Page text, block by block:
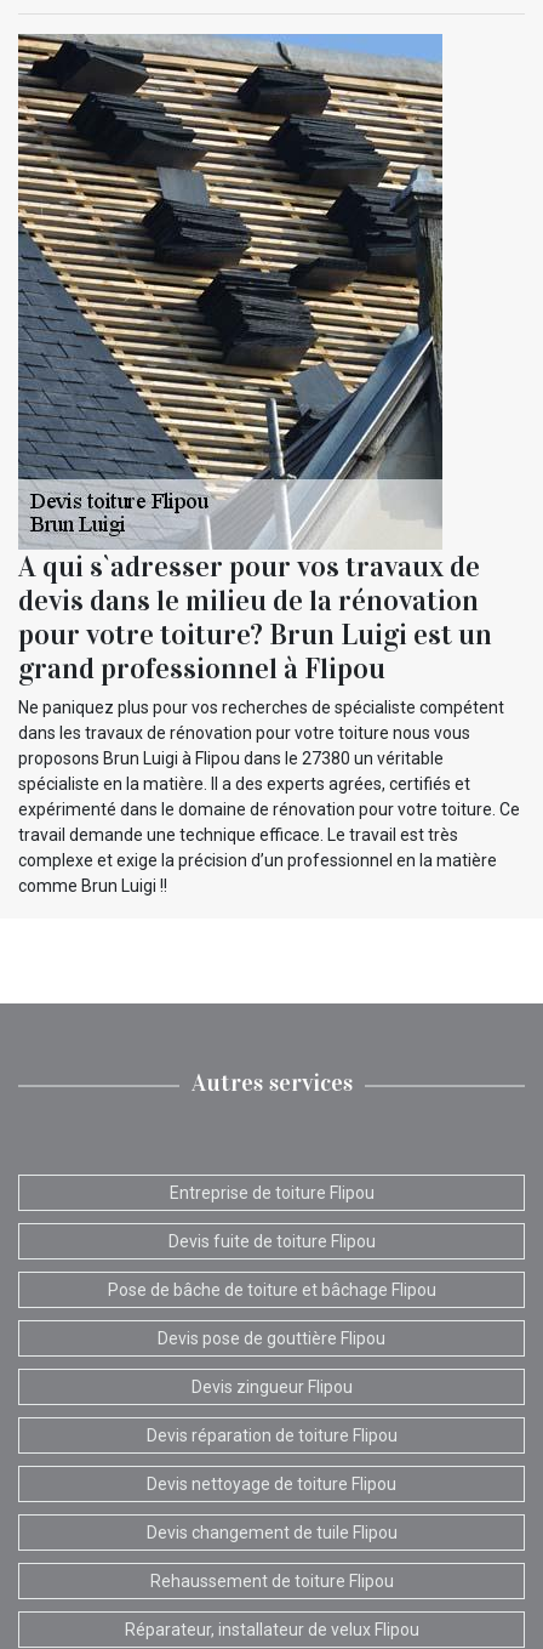
A qui s`adresser pour vos travaux de
devis dans le milieu de la rénovation
pour votre toiture? Brun Luigi est un
grand professionnel à Flipou
Ne paniquez plus pour vos recherches de spécialiste compétent
dans les travaux de rénovation pour votre toiture nous vous
proposons Brun Luigi à Flipou dans le 27380 un véritable
spécialiste en la matière. Il a des experts agrées, certifiés et
expérimenté dans le domaine de rénovation pour votre toiture. Ce
travail demande une technique efficace. Le travail est très
complexe et exige la précision d’un professionnel en la matière
comme Brun Luigi !!
Autres services
Entreprise de toiture Flipou
Devis fuite de toiture Flipou
Pose de bâche de toiture et bâchage Flipou
Devis pose de gouttière Flipou
Devis zingueur Flipou
Devis réparation de toiture Flipou
Devis nettoyage de toiture Flipou
Devis changement de tuile Flipou
Rehaussement de toiture Flipou
Réparateur, installateur de velux Flipou